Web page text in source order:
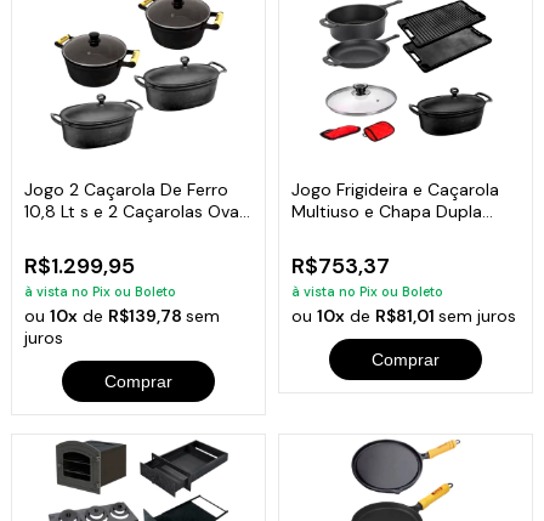
Jogo 2 Caçarola De Ferro
10,8 Lt s e 2 Caçarolas Ovas
R$1.299,95
à vista no Pix ou Boleto
ou10x de R$139,78sem
juros
Comprar
Jogo Frigideira e Caçarola
Multiuso e Chapa Dupla
R$753,37
à vista no Pix ou Boleto
ou 10xde R$81,01 sem juros
Comprar